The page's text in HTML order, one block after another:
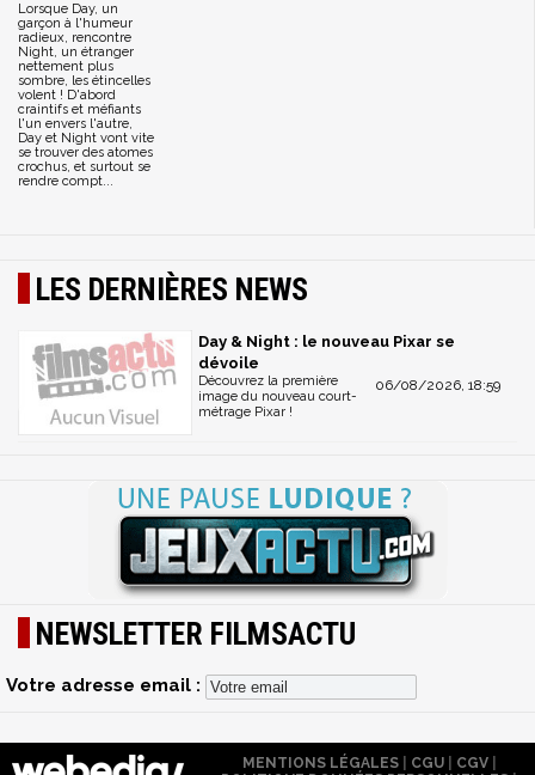
Lorsque Day, un
garçon à l'humeur
radieux, rencontre
Night, un étranger
nettement plus
sombre, les étincelles
volent ! D'abord
craintifs et méfiants
l'un envers l'autre,
Day et Night vont vite
se trouver des atomes
crochus, et surtout se
rendre compt...
LES DERNIÈRES NEWS
Day & Night : le nouveau Pixar se
dévoile
06/08/2026, 18:59
Découvrez la première
image du nouveau court-
métrage Pixar !
NEWSLETTER FILMSACTU
Votre adresse email :
MENTIONS LÉGALES| CGU| CGV|